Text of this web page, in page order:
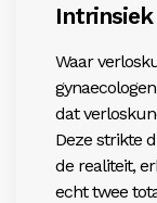
Waar
dat
Deze strikte
de realiteit,
echt twee